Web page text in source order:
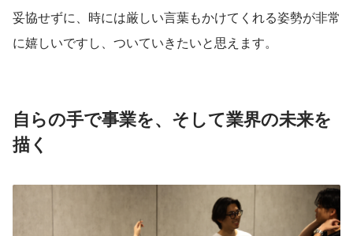
妥協せずに、時には厳しい言葉もかけてくれる姿勢が非常
に嬉しいですし、ついていきたいと思えます。
自らの手で事業を、そして業界の未来を
描く